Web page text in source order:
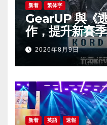
新着 繁体字
GearUP 與《
作，提升新賽
2026年8月9日
新着 英語 速報